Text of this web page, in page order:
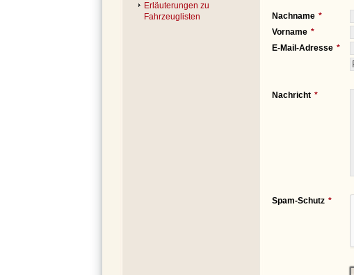
Erläuterungen zu
Fahrzeuglisten
Nachname
Vorname
E-Mail-Adresse
Nachricht
Spam-Schutz